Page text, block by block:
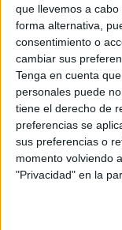
que llevemos a
forma alternativa,
consentimiento o
cambiar sus
Tenga en cuenta
personales puede
tiene el derecho de
preferencias se
sus preferencias o
momento volviendo
"Privacidad" en la
Soy estudiante
Términos y
Aceptolos